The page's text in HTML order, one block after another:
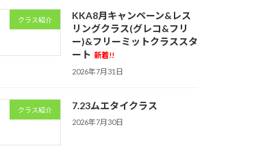
クラス紹介
KKA8月キャンペーン&レス
リングクラス(グレコ&フリ
ー)&フリーミットクラススタ
ート 新着!!
2026年7月31日
クラス紹介 7.23ムエタイクラス
2026年7月30日